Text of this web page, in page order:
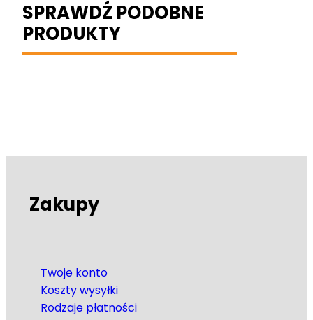
SPRAWDŹ PODOBNE
PRODUKTY
Zakupy
Twoje konto
Koszty wysyłki
Rodzaje płatności